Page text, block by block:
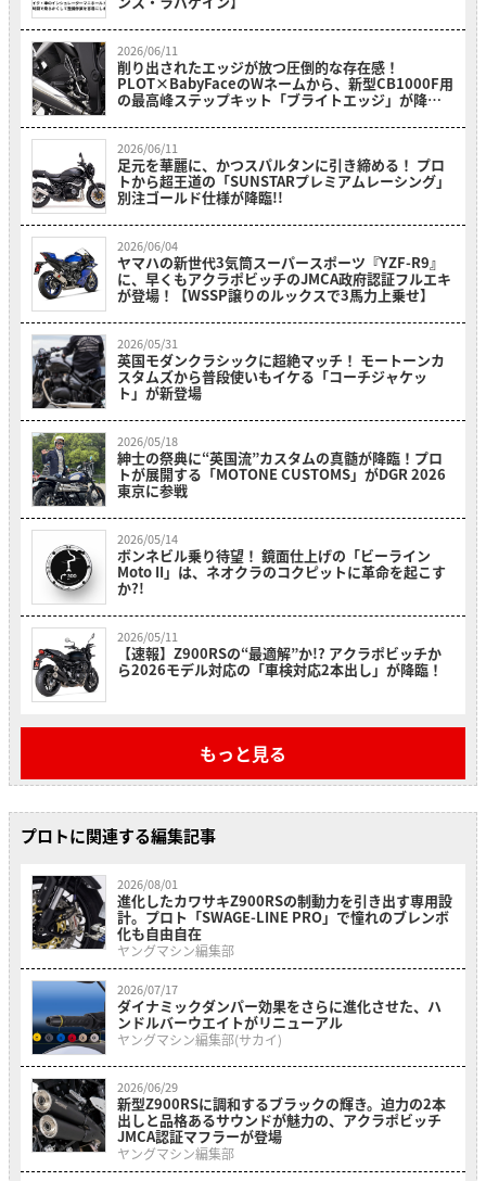
2026/06/11
削り出されたエッジが放つ圧倒的な存在感！
PLOT×BabyFaceのWネームから、新型CB1000F用
の最高峰ステップキット「ブライトエッジ」が降
2026/06/11
足元を華麗に、かつスパルタンに引き締める！ プロ
トから超王道の「SUNSTARプレミアムレーシング」
別注ゴールド仕様が降臨!!
2026/06/04
ヤマハの新世代3気筒スーパースポーツ『YZF-R9』
に、早くもアクラポビッチのJMCA政府認証フルエキ
が登場！【WSSP譲りのルックスで3馬力上乗せ】
2026/05/31
英国モダンクラシックに超絶マッチ！ モートーンカ
スタムズから普段使いもイケる「コーチジャケッ
ト」が新登場
2026/05/18
紳士の祭典に“英国流”カスタムの真髄が降臨！プロ
トが展開する「MOTONE CUSTOMS」がDGR 2026
東京に参戦
2026/05/14
ボンネビル乗り待望！ 鏡面仕上げの「ビーライン
Moto II」は、ネオクラのコクピットに革命を起こす
か?!
2026/05/11
【速報】Z900RSの“最適解”か!? アクラポビッチか
ら2026モデル対応の「車検対応2本出し」が降臨！
もっと見る
プロトに関連する編集記事
2026/08/01
進化したカワサキZ900RSの制動力を引き出す専用設
計。プロト「SWAGE-LINE PRO」で憧れのブレンボ
化も自由自在
ヤングマシン編集部
2026/07/17
ダイナミックダンパー効果をさらに進化させた、ハ
ンドルバーウエイトがリニューアル
ヤングマシン編集部(サカイ)
2026/06/29
新型Z900RSに調和するブラックの輝き。迫力の2本
出しと品格あるサウンドが魅力の、アクラポビッチ
JMCA認証マフラーが登場
ヤングマシン編集部